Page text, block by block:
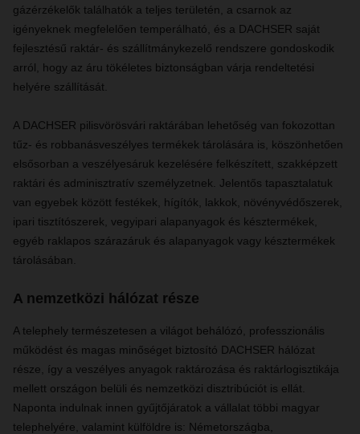
gázérzékelők találhatók a teljes területén, a csarnok az
igényeknek megfelelően temperálható, és a DACHSER saját
fejlesztésű raktár- és szállítmánykezelő rendszere gondoskodik
arról, hogy az áru tökéletes biztonságban várja rendeltetési
helyére szállítását.
A DACHSER pilisvörösvári raktárában lehetőség van fokozottan
tűz- és robbanásveszélyes termékek tárolására is, köszönhetően
elsősorban a veszélyesáruk kezelésére felkészített, szakképzett
raktári és adminisztratív személyzetnek. Jelentős tapasztalatuk
van egyebek között festékek, hígítók, lakkok, növényvédőszerek,
ipari tisztítószerek, vegyipari alapanyagok és késztermékek,
egyéb raklapos szárazáruk és alapanyagok vagy késztermékek
tárolásában.
A nemzetközi hálózat része
A telephely természetesen a világot behálózó, professzionális
működést és magas minőséget biztosító DACHSER hálózat
része, így a veszélyes anyagok raktározása és raktárlogisztikája
mellett országon belüli és nemzetközi disztribúciót is ellát.
Naponta indulnak innen gyűjtőjáratok a vállalat többi magyar
telephelyére, valamint külföldre is: Németországba,